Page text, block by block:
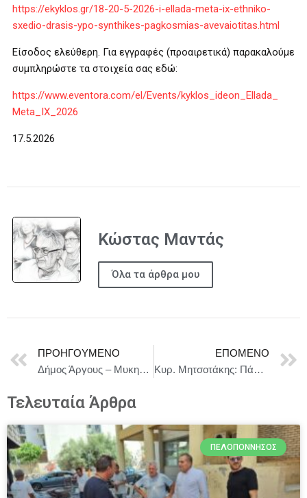
https://ekyklos.gr/18-20-5-2026-i-ellada-meta-ix-ethniko-
sxedio-drasis-ypo-synthikes-pagkosmias-avevaiotitas.html
Είσοδος ελεύθερη. Για εγγραφές (προαιρετικά) παρακαλούμε
συμπληρώστε τα στοιχεία σας εδώ:
https://www.eventora.com/el/Events/kyklos_ideon_Ellada_
Meta_IX_2026
17.5.2026
Κώστας Μαντάς
Όλα τα άρθρα μου
ΠΡΟΗΓΟΎΜΕΝΟ
Δήμος Άργους – Μυκηνών : Eφαρμογή του προγράμματος Ακριδοκτονίας 2026
ΕΠΌΜΕΝΟ
Κυρ. Μητσοτάκης: Πάμε μαζί για την Ελλάδα του 2030
Τελευταία Άρθρα
ΠΕΛΟΠΌΝΝΗΣΟΣ